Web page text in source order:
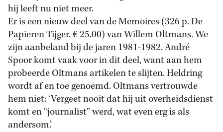
hij leeft nu niet meer.
Er is een nieuw deel van de Memoires (326 p. De
Papieren Tijger, € 25,00) van Willem Oltmans. We
zijn aanbeland bij de jaren 1981-1982. André
Spoor komt vaak voor in dit deel, want aan hem
probeerde Oltmans artikelen te slijten. Heldring
wordt af en toe genoemd. Oltmans vertrouwde
hem niet: ‘Vergeet nooit dat hij uit overheidsdienst
komt en “journalist” werd, wat even erg is als
andersom.’